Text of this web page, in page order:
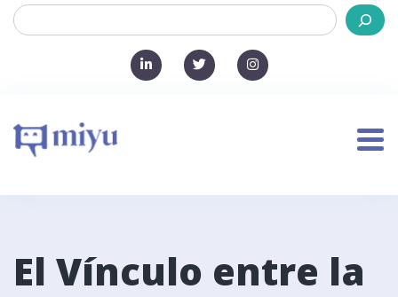
El Vínculo entre la